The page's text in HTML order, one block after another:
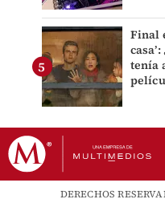
Final
tenía
DERECHOS